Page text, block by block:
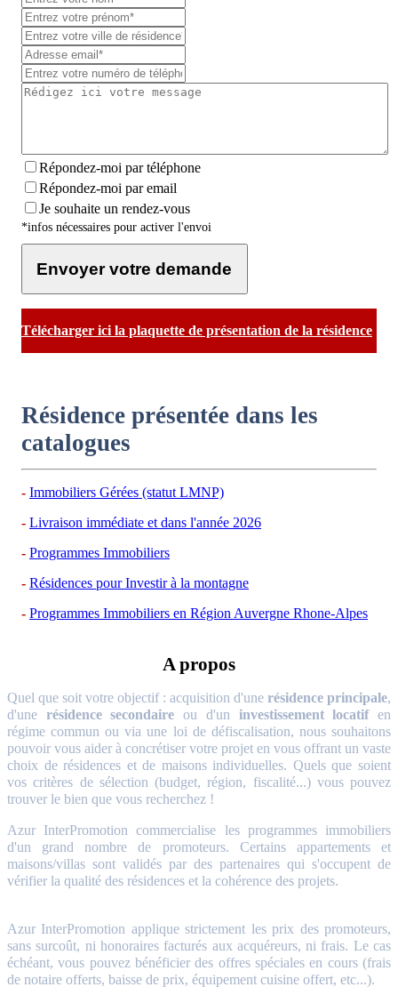
Répondez-moi par téléphone
Répondez-moi par email
Je souhaite un rendez-vous
*infos nécessaires pour activer l'envoi
Envoyer votre demande
Télécharger ici la plaquette de présentation de la résidence
Résidence présentée dans les
catalogues
Immobiliers Gérées (statut LMNP)
Livraison immédiate et dans l'année 2026
Programmes Immobiliers
Résidences pour Investir à la montagne
Programmes Immobiliers en Région Auvergne Rhone-Alpes
A propos
Quel que soit votre objectif : acquisition d'une résidence principale,
d'une résidence secondaire ou d'un investissement locatifen
régime commun ou via une loi de défiscalisation, nous souhaitons
pouvoir vous aider à concrétiser votre projet en vous offrant un vaste
choix de résidences et de maisons individuelles. Quels que soient
vos critères de sélection (budget, région, fiscalité...) vous pouvez
trouver le bien que vous recherchez !
Azur InterPromotion commercialise les programmes immobiliers
d'un grand nombre de promoteurs. Certains appartements et
maisons/villas sont validés par des partenaires qui s'occupent de
vérifier la qualité des résidences et la cohérence des projets.
Azur InterPromotion applique strictement les prix des promoteurs,
sans surcoût, ni honoraires facturés aux acquéreurs, ni frais. Le cas
échéant, vous pouvez bénéficier des offres spéciales en cours (frais
de notaire offerts, baisse de prix, équipement cuisine offert, etc...).